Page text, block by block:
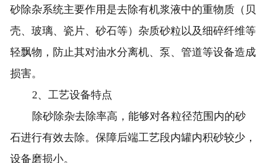
砂除杂系统主要作用是去除有机浆液中的重物质（贝
壳、玻璃、瓷片、砂石等）杂质砂粒以及细碎纤维等
轻飘物，防止其对油水分离机、泵、管道等设备造成
损害。
2、工艺设备特点
除砂除杂去除率高，能够对各粒径范围内的砂
石进行有效去除。保障后端工艺段内罐内积砂较少，
设备磨损小。